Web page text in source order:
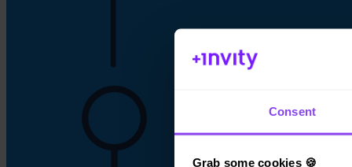
Consent
Grab some cookies 🍪